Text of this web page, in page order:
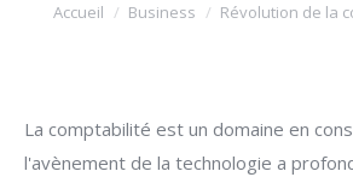
Vous êtes ici :
Accueil Business Révolution de la
La comptabilité est un domaine en
l'avènement de la technologie a